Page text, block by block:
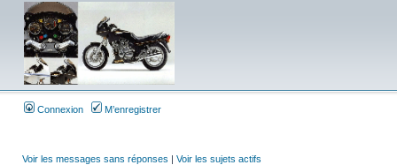
Connexion M’enregistrer
Voir les messages sans réponses | Voir les sujets actifs